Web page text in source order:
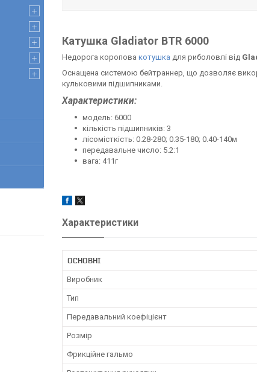
Катушка Gladiator BTR 6000
Недорога коропова котушка для риболовлі від
Оснащена системою бейтраннер, що дозволяє
кульковими підшипниками.
Характеристики:
модель: 6000
кількість підшипників: 3
лісомісткість: 0.28-280; 0.35-180; 0.40-140м
передавальне число: 5.2:1
вага: 411г
Характеристики
ОСНОВНІ
Виробник
Тип
Передавальний коефіцієнт
Розмір
Фрикційне гальмо